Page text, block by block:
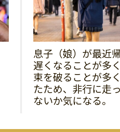
息子（娘）が最近
遅くなることが多
束を破ることが多
たため、非行に走
ないか気になる。